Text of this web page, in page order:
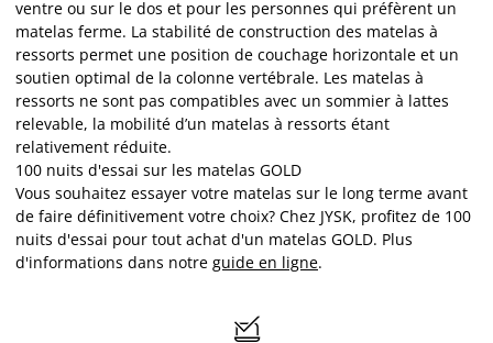
ventre ou sur le dos et pour les personnes qui préfèrent un
matelas ferme. La stabilité de construction des matelas à
ressorts permet une position de couchage horizontale et un
soutien optimal de la colonne vertébrale. Les matelas à
ressorts ne sont pas compatibles avec un sommier à lattes
relevable, la mobilité d’un matelas à ressorts étant
relativement réduite.
100 nuits d'essai sur les matelas GOLD
Vous souhaitez essayer votre matelas sur le long terme avant
de faire définitivement votre choix? Chez JYSK, profitez de 100
nuits d'essai pour tout achat d'un matelas GOLD. Plus
d'informations dans notre guide en ligne.
